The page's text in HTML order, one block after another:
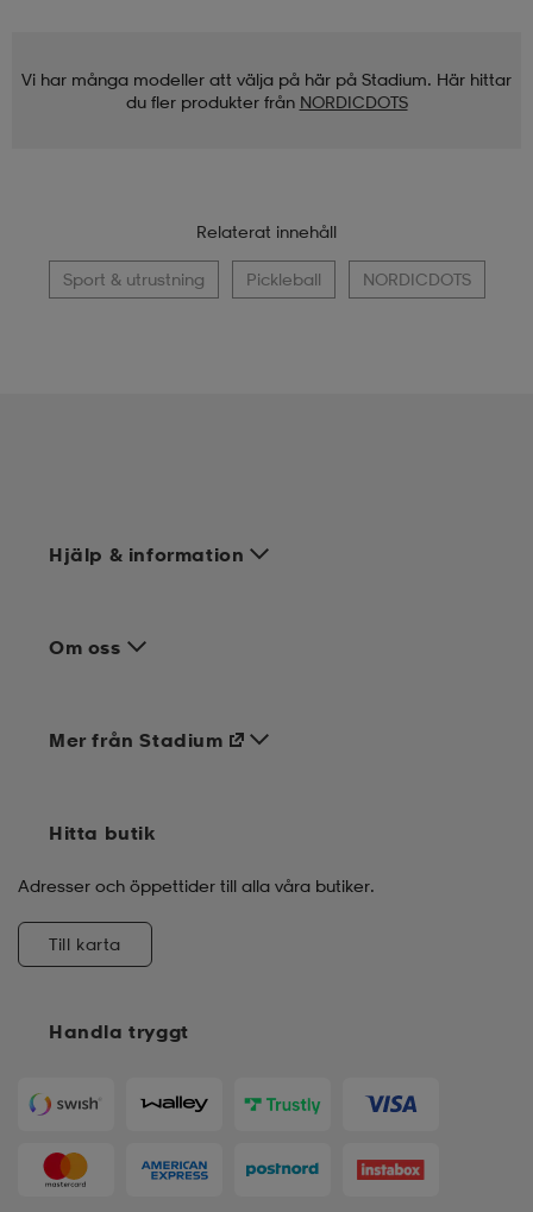
Vi har många modeller att välja på här på Stadium. Här hittar
du fler produkter från NORDICDOTS
Relaterat innehåll
Sport & utrustning Pickleball NORDICDOTS
Hjälp & information
Om oss
Handla tryggt
Mer från Stadium
Hitta butik
Adresser och öppettider till alla våra butiker.
Till karta